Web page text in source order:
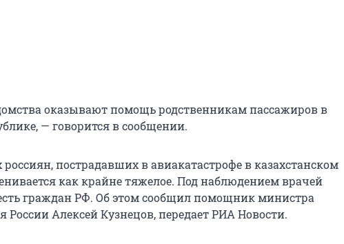
оказывают помощь родственникам пассажиров в
— говорится в сообщении.
россиян, пострадавших в авиакатастрофе в казахстанском
как крайне тяжелое. Под наблюдением врачей
граждан РФ. Об этом сообщил помощник министра
России Алексей Кузнецов, передает РИА Новости.